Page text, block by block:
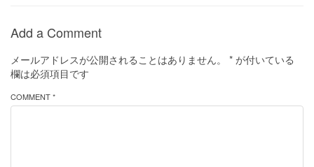
Add a Comment
メールアドレスが公開されることはありません。 * が付いている
欄は必須項目です
COMMENT *